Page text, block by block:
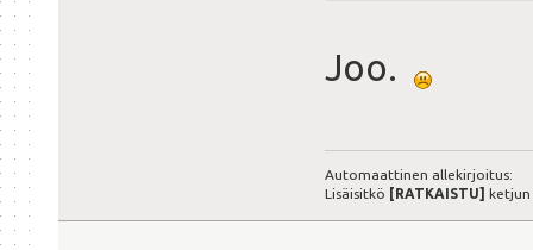
Joo.
Automaattinen allekirjoitus:
Lisäisitkö [RATKAISTU] ketjun